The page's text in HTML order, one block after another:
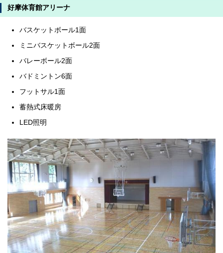
好摩体育館アリーナ
バスケットボール1面
ミニバスケットボール2面
バレーボール2面
バドミントン6面
フットサル1面
蓄熱式床暖房
LED照明